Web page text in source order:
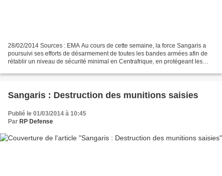
28/02/2014 Sources : EMA Au cours de cette semaine, la force Sangaris a
poursuivi ses efforts de désarmement de toutes les bandes armées afin de
rétablir un niveau de sécurité minimal en Centrafrique, en protégeant les
Sangaris : Destruction des munitions saisies
Publié le 01/03/2014 à 10:45
Par RP Defense